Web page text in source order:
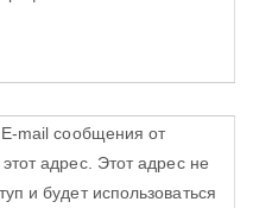
mail сообщения от
адрес. Этот адрес не
и будет использоваться